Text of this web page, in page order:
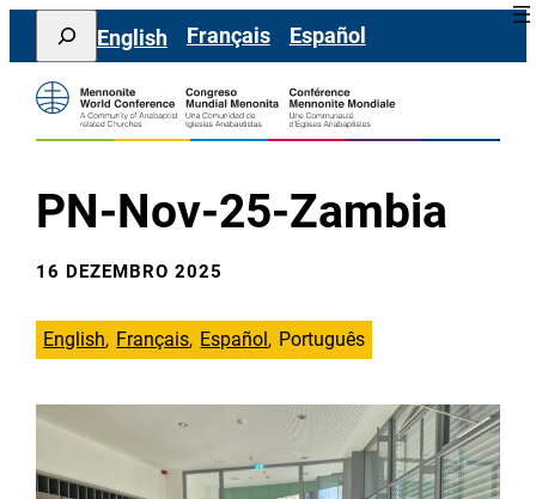
SaltarSearch
English Français Español
PN-Nov-25-Zambia
16 DEZEMBRO 2025
English Français Español Português